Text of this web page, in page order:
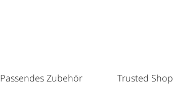
Passendes Zubehör Trusted